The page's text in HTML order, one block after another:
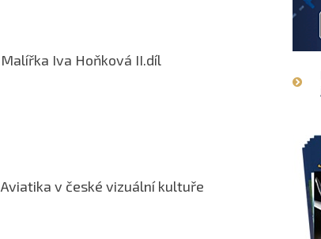
Malířka Iva Hoňková II.díl
Aviatika v české vizuální kultuře